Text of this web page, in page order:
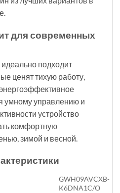
для современных
подходит
ценят тихую работу,
умному управлению и
устройство
комфортную
зимой и весной.
GWH09AVCXB-
K6DNA1C/O